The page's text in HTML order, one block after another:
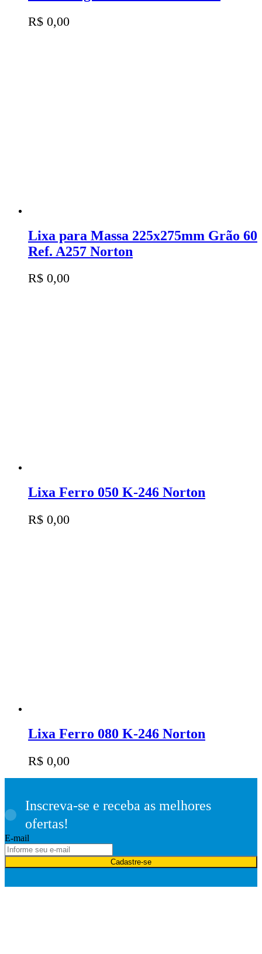
R$ 0,00
Lixa para Massa 225x275mm Grão 60
Ref. A257 Norton
R$ 0,00
Lixa Ferro 050 K-246 Norton
R$ 0,00
Lixa Ferro 080 K-246 Norton
R$ 0,00
Inscreva-se e receba as melhores
ofertas!
E-mail
Cadastre-se